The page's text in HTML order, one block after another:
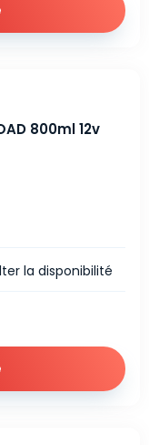
800ml 12v
la disponibilité